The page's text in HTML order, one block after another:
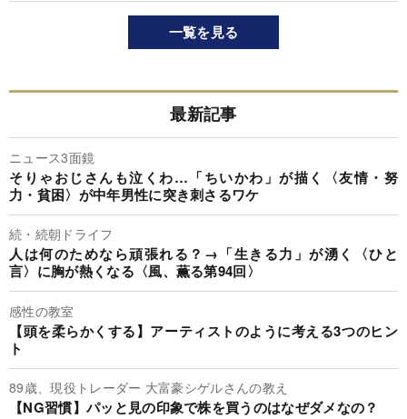
一覧を見る
最新記事
ニュース3面鏡
そりゃおじさんも泣くわ…「ちいかわ」が描く〈友情・努
力・貧困〉が中年男性に突き刺さるワケ
続・続朝ドライフ
人は何のためなら頑張れる？→「生きる力」が湧く〈ひと
言〉に胸が熱くなる〈風、薫る第94回〉
感性の教室
【頭を柔らかくする】アーティストのように考える3つのヒン
ト
89歳、現役トレーダー 大富豪シゲルさんの教え
【NG習慣】パッと見の印象で株を買うのはなぜダメなの？